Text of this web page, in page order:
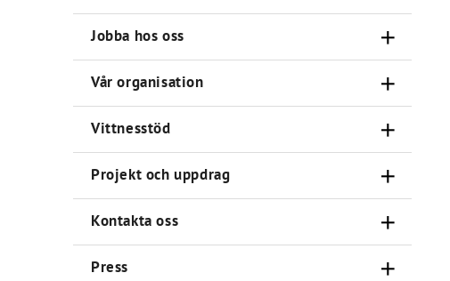
Jobba hos oss
Vår organisation
Vittnesstöd
Projekt och uppdrag
Kontakta oss
Press